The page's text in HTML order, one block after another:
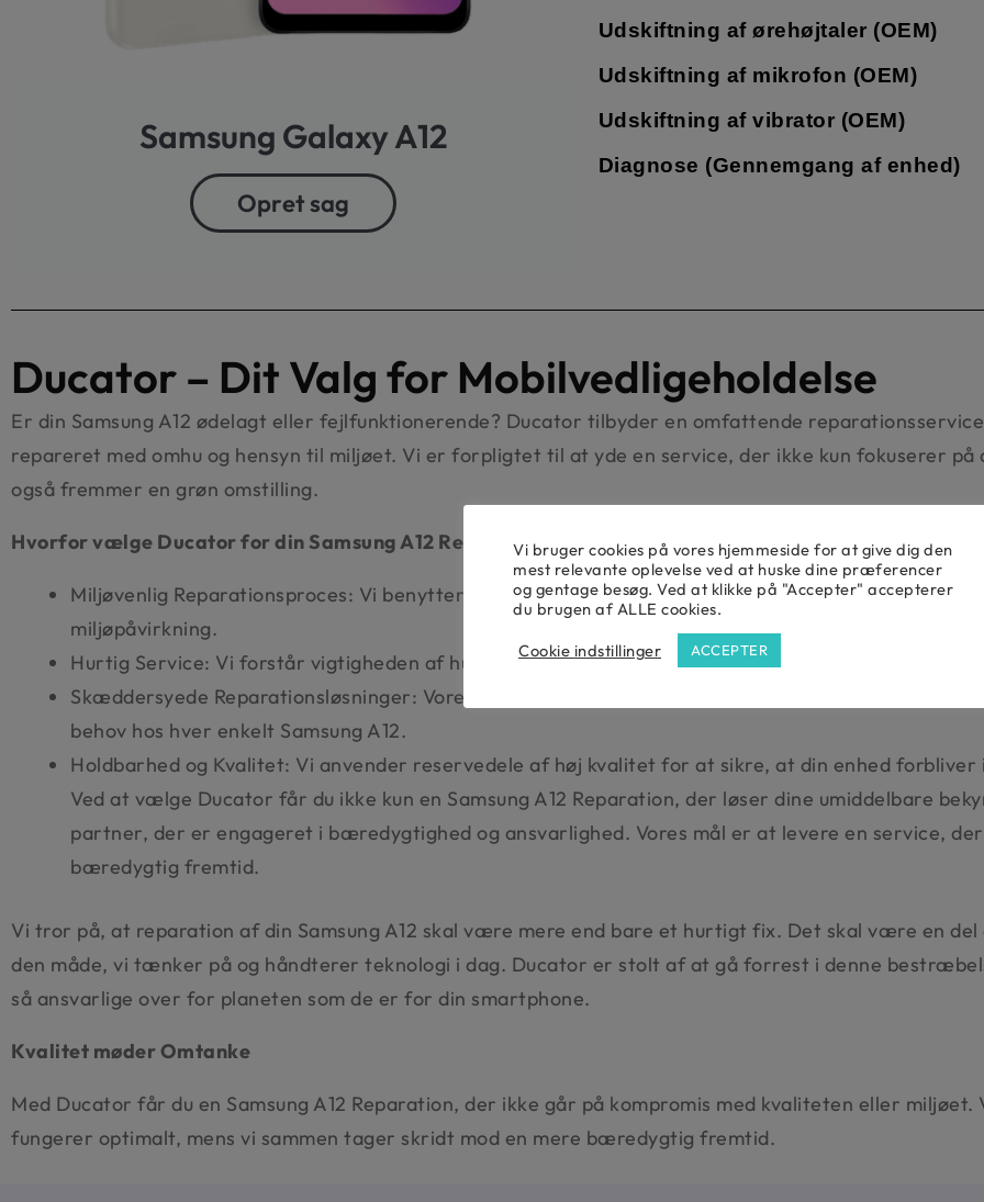
Samsung Galaxy A12
Opret sag
Udskiftning af ørehøjtaler (OEM)
Udskiftning af mikrofon (OEM)
Udskiftning af vibrator (OEM)
Diagnose (Gennemgang af enhed)
Ducator – Dit Valg for Mobilvedligeholdelse
Er din Samsung A12 ødelagt eller fejlfunktionerende? Ducator tilbyder en omfattende
repareret med omhu og hensyn til miljøet. Vi er forpligtet til at yde en service, der ikke kun fokuserer
også fremmer en grøn omstilling.
Hvorfor vælge Ducator for din Samsung A12 Reparation?
Miljøvenlig Reparationsproces: Vi benytter de nyeste metoder inden for grøn omstilling for at
miljøpåvirkning.
Hurtig Service: Vi forstår vigtigheden af hurtigt at få din Samsung A12 tilbage i drift og arbejder
Skæddersyede Reparationsløsninger: Vores tilgang er ikke “one size fits all”. Vi tilpasser vores
behov hos hver enkelt Samsung A12.
Holdbarhed og Kvalitet: Vi anvender reservedele af høj kvalitet for at sikre, at din enhed
Ved at vælge Ducator får du ikke kun en Samsung A12 Reparation, der løser dine umiddelbare
partner, der er engageret i bæredygtighed og ansvarlighed. Vores mål er at levere en service,
bæredygtig fremtid.
Vi tror på, at reparation af din Samsung A12 skal være mere end bare et hurtigt fix. Det skal være en
den måde, vi tænker på og håndterer teknologi i dag. Ducator er stolt af at gå forrest i denne
så ansvarlige over for planeten som de er for din smartphone.
Kvalitet møder Omtanke
Med Ducator får du en Samsung A12 Reparation, der ikke går på kompromis med kvaliteten eller
fungerer optimalt, mens vi sammen tager skridt mod en mere bæredygtig fremtid.
Vi bruger cookies på vores hjemmeside for at give dig den
mest relevante oplevelse ved at huske dine præferencer
og gentage besøg. Ved at klikke på "Accepter" accepterer
du brugen af ALLE cookies.
Cookie indstillinger
ACCEPTER